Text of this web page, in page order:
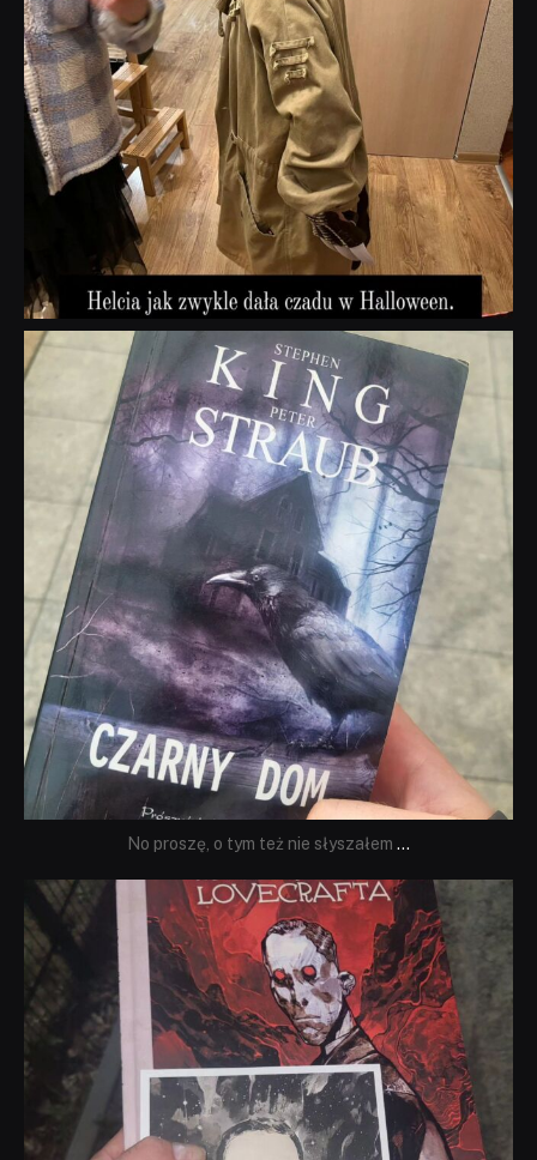
dobryhorror
Wrz 23
No proszę, o tym też nie słyszałem ...
dobryhorror
Wrz 19